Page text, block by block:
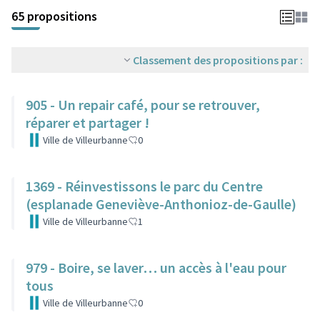
+
−
65 propositions
Classement des propositions par :
905 - Un repair café, pour se retrouver,
réparer et partager !
Ville de Villeurbanne 0
1369 - Réinvestissons le parc du Centre
(esplanade Geneviève-Anthonioz-de-Gaulle)
Ville de Villeurbanne 1
979 - Boire, se laver… un accès à l'eau pour
tous
Ville de Villeurbanne 0